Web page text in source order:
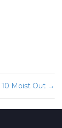
Moist Out →